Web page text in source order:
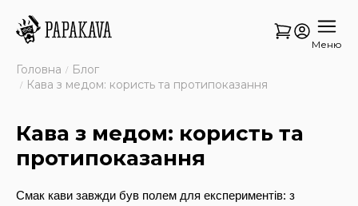
Меню
Головна
Блог
Кава з медом: користь та протипоказання
Кава з медом: користь та
протипоказання
Смак кави завжди був полем для експериментів: з